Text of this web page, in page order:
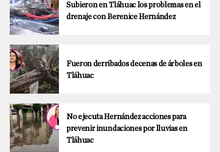
Subieron en Tláhuac los problemas en el
drenaje con Berenice Hernández
Fueron derribados decenas de árboles en
Tláhuac
No ejecuta Hernández acciones para
prevenir inundaciones por lluvias en
Tláhuac